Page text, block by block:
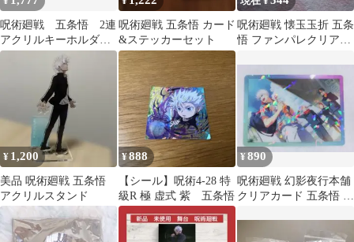
呪術廻戦 五条悟 2連
アクリルキーホルダー
②
呪術廻戦 五条悟 カード
&ステッカーセット
呪術廻戦 懐玉玉折 五条
悟 ファンパレクリアカ
¥ 1,200
美品 呪術廻戦 五条悟
アクリルスタンド
¥888
【シール】呪術4-28 特
級R 極 虚式 紫 五条悟
¥890
呪術廻戦 幻影夜行本舗
クリアカード 五条悟 ジ